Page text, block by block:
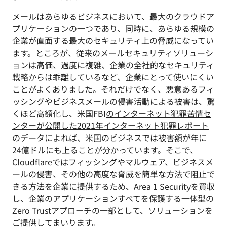
メールはあらゆるビジネスにおいて、最大のクラウドア
プリケーションの一つであり、同時に、あらゆる規模の
企業が直面する最大のセキュリティ上の脅威になってい
ます。ところが、従来のメールセキュリティソリューシ
ョンは高価、過度に複雑、企業の全社的なセキュリティ
戦略からは乖離しているなど、企業にとって使いにくい
ことがよくありました。それだけでなく、悪意あるフィ
ッシングやビジネスメールの侵害活動による被害は、驚
くほど高額化し、米国FBIのインターネット犯罪苦情セ
ンターが公開した2021年インターネット犯罪レポート
のデータによれば、米国のビジネスでは被害額が年に
24億ドルにも上ることが分かっています。そこで、
Cloudflareではフィッシングやマルウェア、ビジネスメ
ールの侵害、その他の高度な脅威を簡単な方法で阻止で
きる方法を企業に提供するため、Area 1 Securityを買収
し、企業のアプリケーションすべてを保護する一体型の
Zero Trustアプローチの一部として、ソリューションを
ご提供してまいります。